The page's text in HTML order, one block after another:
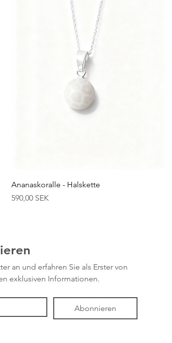
Schnellansicht
Ananaskoralle - Halskette
Preis
590,00 SEK
an und erfahren Sie als Erster von
exklusiven Informationen.
Abonnieren